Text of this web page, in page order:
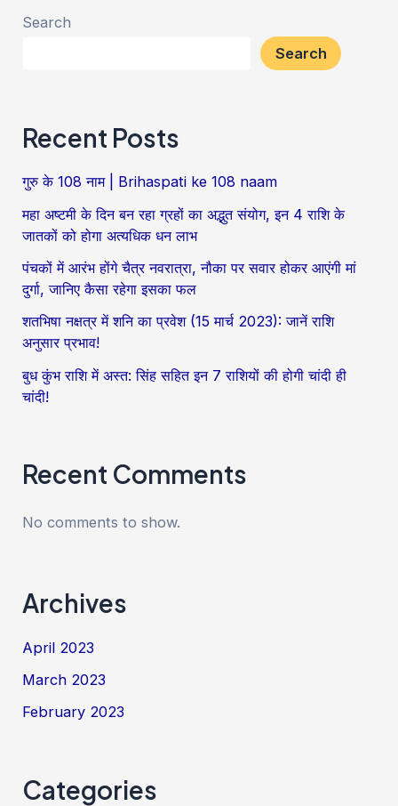
Search
Search
Recent Posts
गुरु के 108 नाम | Brihaspati ke 108 naam
महा अष्टमी के दिन बन रहा ग्रहों का अद्भुत संयोग, इन 4 राशि के
जातकों को होगा अत्यधिक धन लाभ
पंचकों में आरंभ होंगे चैत्र नवरात्रा, नौका पर सवार होकर आएंगी मां
दुर्गा, जानिए कैसा रहेगा इसका फल
शतभिषा नक्षत्र में शनि का प्रवेश (15 मार्च 2023): जानें राशि
अनुसार प्रभाव!
बुध कुंभ राशि में अस्त: सिंह सहित इन 7 राशियों की होगी चांदी ही
चांदी!
Recent Comments
No comments to show.
Archives
April 2023
March 2023
February 2023
Categories